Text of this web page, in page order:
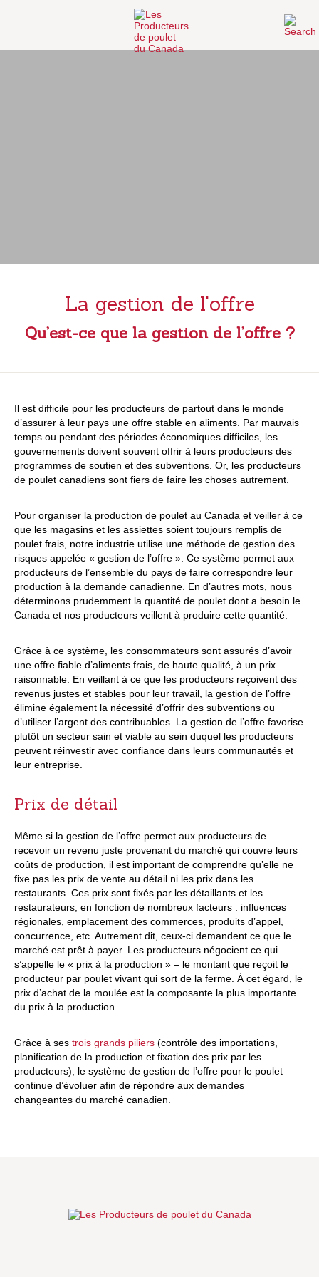
La gestion de l'offre
Qu’est-ce que la gestion de l’offre ?
Il est difficile pour les producteurs de partout dans le monde
d’assurer à leur pays une offre stable en aliments. Par mauvais
temps ou pendant des périodes économiques difficiles, les
gouvernements doivent souvent offrir à leurs producteurs des
programmes de soutien et des subventions. Or, les producteurs
de poulet canadiens sont fiers de faire les choses autrement.
Pour organiser la production de poulet au Canada et veiller à ce
que les magasins et les assiettes soient toujours remplis de
poulet frais, notre industrie utilise une méthode de gestion des
risques appelée « gestion de l’offre ». Ce système permet aux
producteurs de l’ensemble du pays de faire correspondre leur
production à la demande canadienne. En d’autres mots, nous
déterminons prudemment la quantité de poulet dont a besoin le
Canada et nos producteurs veillent à produire cette quantité.
Grâce à ce système, les consommateurs sont assurés d’avoir
une offre fiable d’aliments frais, de haute qualité, à un prix
raisonnable. En veillant à ce que les producteurs reçoivent des
revenus justes et stables pour leur travail, la gestion de l’offre
élimine également la nécessité d’offrir des subventions ou
d’utiliser l’argent des contribuables. La gestion de l’offre favorise
plutôt un secteur sain et viable au sein duquel les producteurs
peuvent réinvestir avec confiance dans leurs communautés et
leur entreprise.
Prix de détail
Même si la gestion de l’offre permet aux producteurs de
recevoir un revenu juste provenant du marché qui couvre leurs
coûts de production, il est important de comprendre qu’elle ne
fixe pas les prix de vente au détail ni les prix dans les
restaurants. Ces prix sont fixés par les détaillants et les
restaurateurs, en fonction de nombreux facteurs : influences
régionales, emplacement des commerces, produits d’appel,
concurrence, etc. Autrement dit, ceux-ci demandent ce que le
marché est prêt à payer. Les producteurs négocient ce qui
s’appelle le « prix à la production » – le montant que reçoit le
producteur par poulet vivant qui sort de la ferme. À cet égard, le
prix d’achat de la moulée est la composante la plus importante
du prix à la production.
Grâce à ses trois grands piliers (contrôle des importations,
planification de la production et fixation des prix par les
producteurs), le système de gestion de l’offre pour le poulet
continue d’évoluer afin de répondre aux demandes
changeantes du marché canadien.